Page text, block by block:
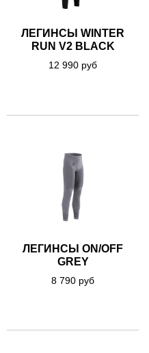
ЛЕГИНСЫ WINTER
RUN V2 BLACK
12 990 руб
ЛЕГИНСЫ ON/OFF
GREY
8 790 руб